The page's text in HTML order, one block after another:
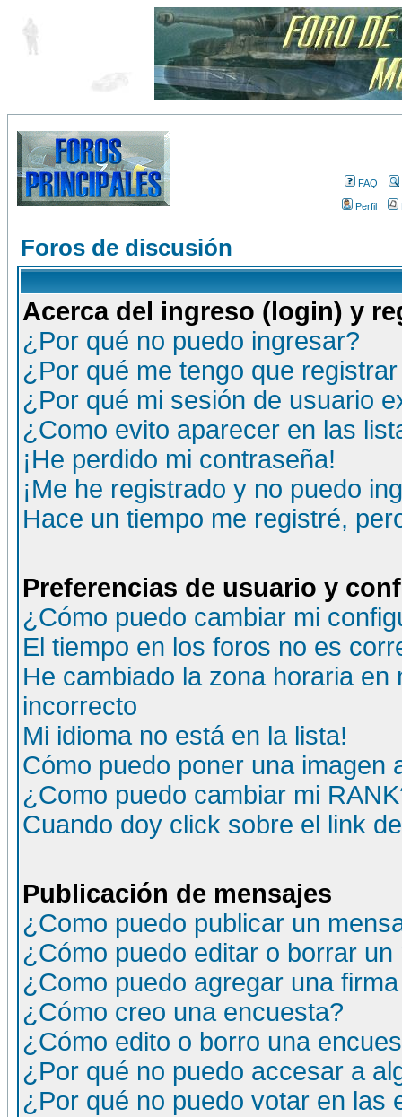
FAQ
Perfil
Foros de discusión
Acerca del ingreso (login) y
¿Por qué no puedo ingresar?
¿Por qué me tengo que
¿Por qué mi sesión de usuario
¿Como evito aparecer en las
¡He perdido mi contraseña!
¡Me he registrado y no puedo
Hace un tiempo me registré,
Preferencias de usuario y
¿Cómo puedo cambiar mi
El tiempo en los foros no es
He cambiado la zona horaria
incorrecto
Mi idioma no está en la lista!
Cómo puedo poner una imagen
¿Como puedo cambiar mi
Cuando doy click sobre el link
Publicación de mensajes
¿Como puedo publicar un
¿Cómo puedo editar o borrar un
¿Como puedo agregar una
¿Cómo creo una encuesta?
¿Cómo edito o borro una
¿Por qué no puedo accesar a
¿Por qué no puedo votar en las